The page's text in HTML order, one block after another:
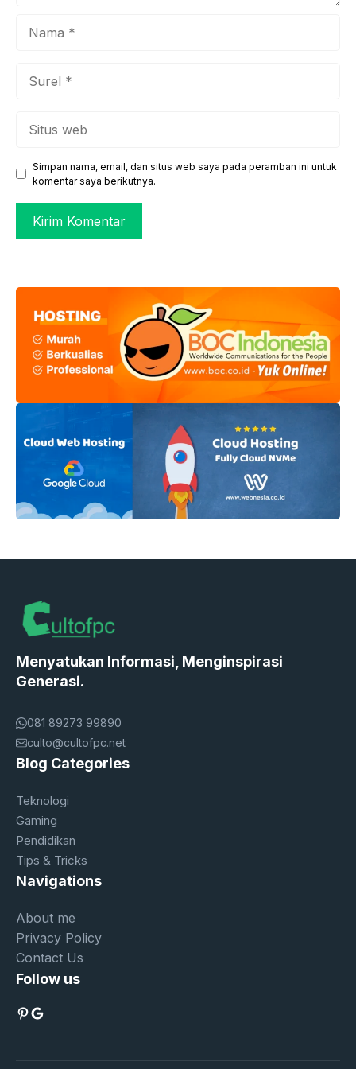
web
Simpan nama, email, dan situs web saya pada peramban ini untuk
komentar saya berikutnya.
Menyatukan Informasi, Menginspirasi
Generasi.
081 89273 99890
culto@cultofpc.net
Blog Categories
Teknologi
Gaming
Pendidikan
Tips & Tricks
Navigations
About me
Privacy Policy
Contact Us
Follow us
Pinterest
Google